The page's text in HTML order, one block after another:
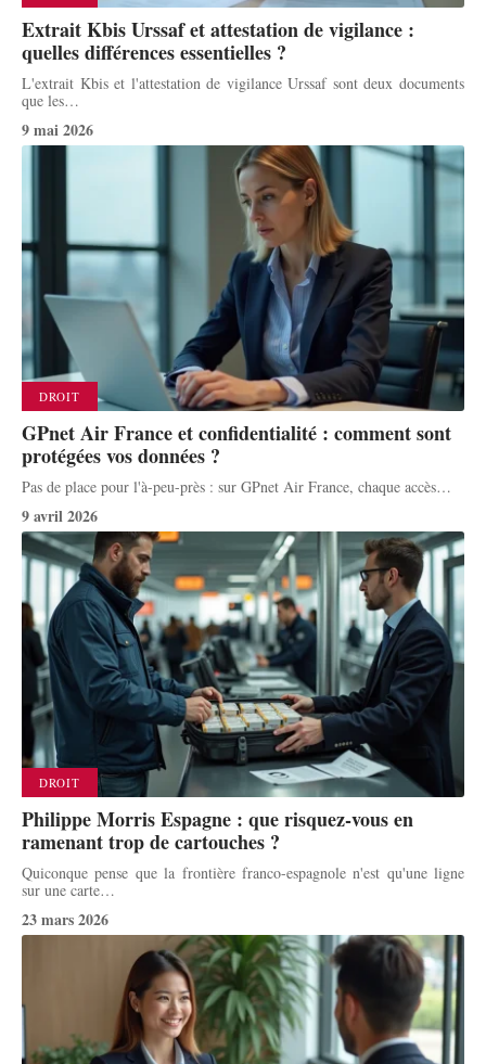
Extrait Kbis Urssaf et attestation de vigilance :
quelles différences essentielles ?
L'extrait Kbis et l'attestation de vigilance Urssaf sont deux documents
que les…
9 mai 2026
DROIT
GPnet Air France et confidentialité : comment sont
protégées vos données ?
Pas de place pour l'à-peu-près : sur GPnet Air France, chaque accès…
9 avril 2026
DROIT
Philippe Morris Espagne : que risquez-vous en
ramenant trop de cartouches ?
Quiconque pense que la frontière franco-espagnole n'est qu'une ligne
sur une carte…
23 mars 2026